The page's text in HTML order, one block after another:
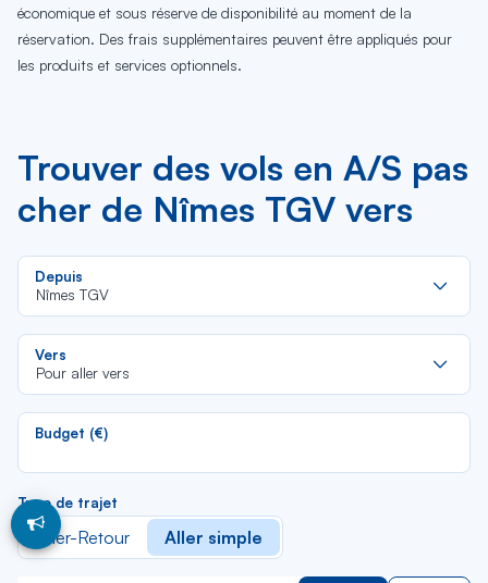
économique et sous réserve de disponibilité au moment de la
réservation. Des frais supplémentaires peuvent être appliqués pour
les produits et services optionnels.
Trouver des vols en A/S pas
cher de Nîmes TGV vers
Depuis
Nîmes TGV
Vers
Pour aller vers
Budget (€)
Type de trajet
Aller-Retour Aller simple